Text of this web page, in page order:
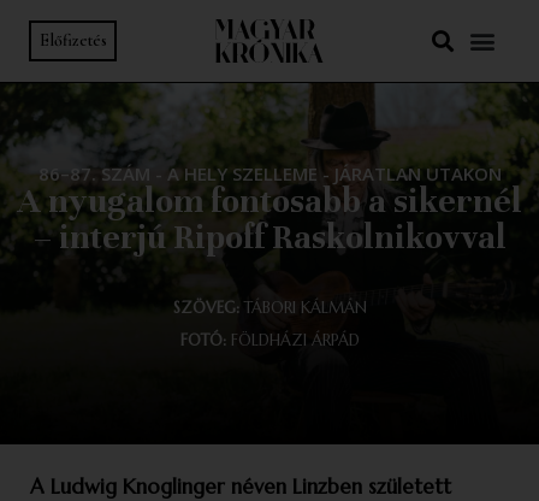
Előfizetés
86–87. SZÁM - A HELY SZELLEME - JÁRATLAN UTAKON
A nyugalom fontosabb a sikernél
– interjú Ripoff Raskolnikovval
SZÖVEG:TÁBORI KÁLMÁN
FOTÓ:FÖLDHÁZI ÁRPÁD
A Ludwig Knoglinger néven Linzben született